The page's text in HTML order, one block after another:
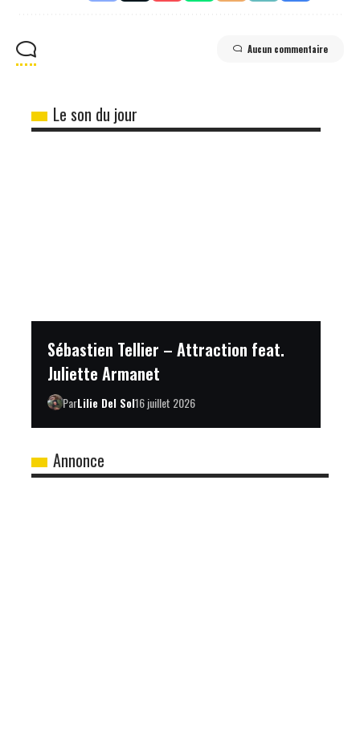
Aucun commentaire
Le son du jour
Sébastien Tellier – Attraction feat.
Juliette Armanet
ParLilie Del Sol16 juillet 2026
Annonce